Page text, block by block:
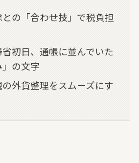
の「合わせ技」で税負担
省初日、通帳に並んでいた
」の文字
外貨整理をスムーズにす